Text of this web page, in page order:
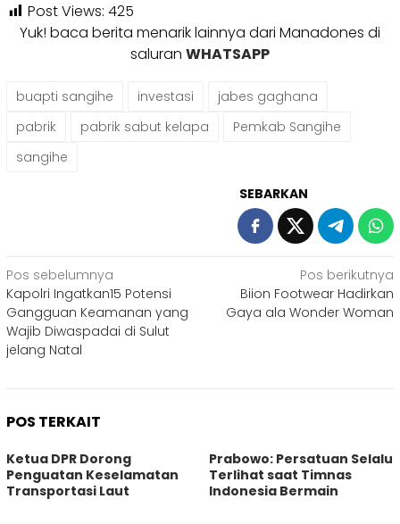
Post Views: 425
Yuk! baca berita menarik lainnya dari Manadones di
saluran WHATSAPP
buapti sangihe investasi
jabes gaghana
pabrik
pabrik sabut kelapa
Pemkab Sangihe
sangihe
SEBARKAN
Navigasi
pos
Pos sebelumnya
Kapolri Ingatkan15 Potensi
Gangguan Keamanan yang
Wajib Diwaspadai di Sulut
jelang Natal
Pos berikutnya
Biion Footwear Hadirkan
Gaya ala Wonder Woman
POS TERKAIT
Ketua DPR Dorong
Penguatan Keselamatan
Transportasi Laut
Prabowo: Persatuan Selalu
Terlihat saat Timnas
Indonesia Bermain